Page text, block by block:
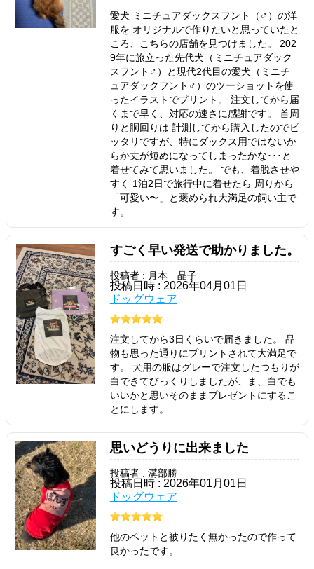
愛犬 ミニチュアダックスフント（♂）の洋
服を オリジナルで作りたいと思っていたと
ころ、こちらの店舗を見つけました。 202
9年に旅立った先代犬（ミニチュアダック
スフント♂）と現代2代目の愛犬（ミニチ
ュアダックフント♂）のツーショットを使
ったイラストでプリント。 注文してから届
くまで早く、対応の速さに感謝です。 首周
りと胴回りは 計測してから購入したのでピ
ッタリですが、特にダックス用ではないか
らか丈が短めになってしまったかな･･･と
着せてみて思いました。 でも、着脱させや
すく 1泊2日で旅行中に着せたら 周りから
「可愛い〜」と褒められ大満足の飼い主で
す。
すごく早い発送で助かりました。
投稿者 : 月本 晶子
投稿日時 : 2026年04月01日
ドッグウェア
注文してから3日くらいで届きました。 品
物も思った通りにプリントされて大満足で
す。 犬用の服はグレーで注文したつもりが
白できてびっくりしましたが、ま、白でも
いいかと思いそのままプレゼントにするこ
とにします。
思いどうりに出来ました
投稿者 : 溝部勝
投稿日時 : 2026年01月01日
ドッグウェア
他のペットと被りたく無かったので作って
良かったです。